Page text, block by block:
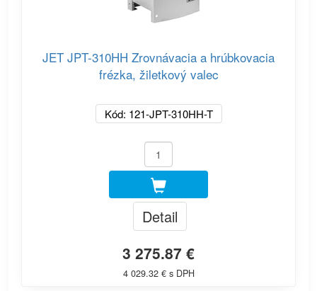
JET JPT-310HH Zrovnávacia a hrúbkovacia
frézka, žiletkový valec
Kód: 121-JPT-310HH-T
Detail
3 275.87 €
4 029.32 € s DPH